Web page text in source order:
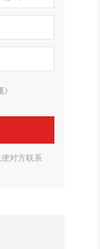
》
对方联系